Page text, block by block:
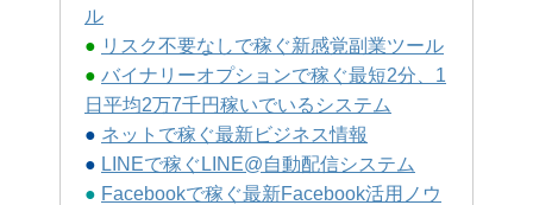
ル
● リスク不要なしで稼ぐ新感覚副業ツール
● バイナリーオプションで稼ぐ最短2分、1
日平均2万7千円稼いでいるシステム
● ネットで稼ぐ最新ビジネス情報
● LINEで稼ぐLINE@自動配信システム
● Facebookで稼ぐ最新Facebook活用ノウ